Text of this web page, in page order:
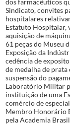
Sindicato, convites
hospitalares
Estatuto Hospitalar,
aquisição de
61 peças do Museu
Exposição da
cedência de
de medalha de prata
suspensão do
Laboratório Militar
instituição de uma
comércio de
Membro Honorário
pela Academia